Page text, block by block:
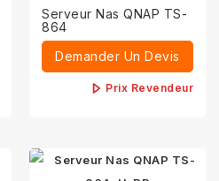
Serveur Nas QNAP TS-
864
Demander Un Devis
Prix Revendeur